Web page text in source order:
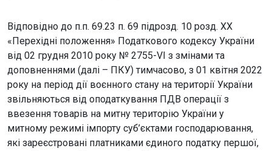
Відповідно до п.п. 69.23 п. 69 підрозд. 10 розд. ХХ
«Перехідні положення» Податкового кодексу України
від 02 грудня 2010 року № 2755-VI з змінами та
доповненнями (далі – ПКУ) тимчасово, з 01 квітня 2022
року на період дії воєнного стану на території України
звільняються від оподаткування ПДВ операції з
ввезення товарів на митну територію України у
митному режимі імпорту суб’єктами господарювання,
які зареєстровані платниками єдиного податку першої,